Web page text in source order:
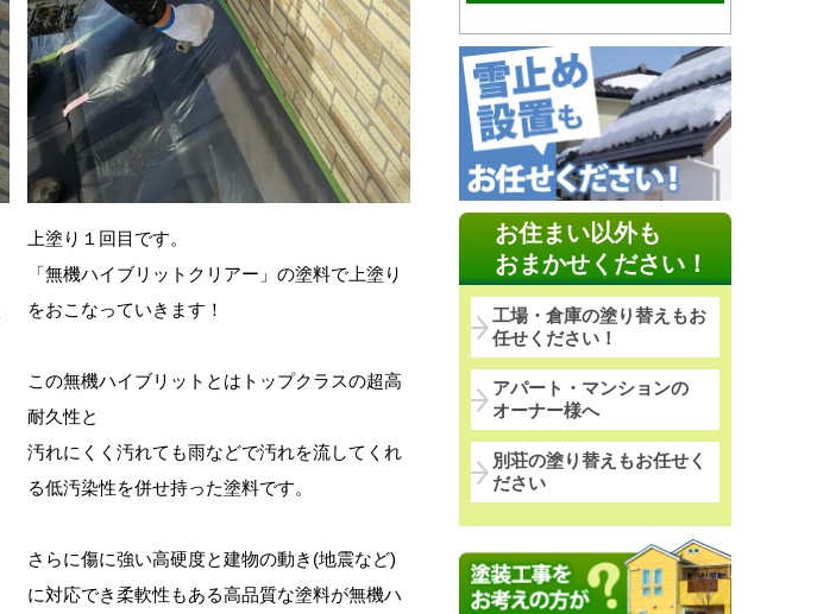
上塗り１回目です。
「無機ハイブリットクリアー」の塗料で上塗り
をおこなっていきます！
この無機ハイブリットとはトップクラスの超高
耐久性と
汚れにくく汚れても雨などで汚れを流してくれ
る低汚染性を併せ持った塗料です。
さらに傷に強い高硬度と建物の動き(地震など)
に対応でき柔軟性もある高品質な塗料が無機ハ
お住まい以外も
おまかせください！
工場・倉庫の塗り替えもお
任せください！
アパート・マンションの
オーナー様へ
別荘の塗り替えもお任せく
ださい